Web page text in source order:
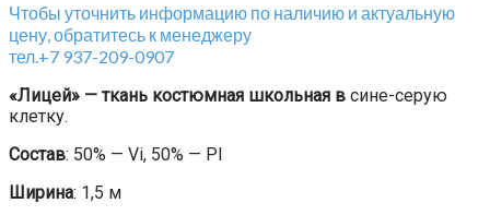
Чтобы уточнить информацию по наличию и актуальную
цену, обратитесь к менеджеру
тел.+7 937-209-0907
«Лицей» — ткань костюмная школьная в сине-серую
клетку.
Состав: 50% — Vi, 50% — Pl
Ширина: 1,5 м